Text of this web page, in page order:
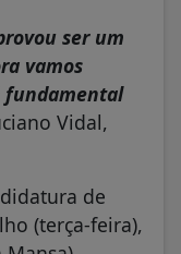
ser um
vamos
fundamental
Vidal,
de
(terça-feira),
Mansa)